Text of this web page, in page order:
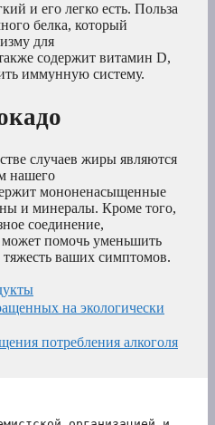
и его легко есть. Польза
белка, который
для
содержит витамин D,
иммунную систему.
случаев жиры являются
нашего
мононенасыщенные
и минералы. Кроме того,
соединение,
может помочь уменьшить
ваших симптомов.
на экологически
потребления алкоголя